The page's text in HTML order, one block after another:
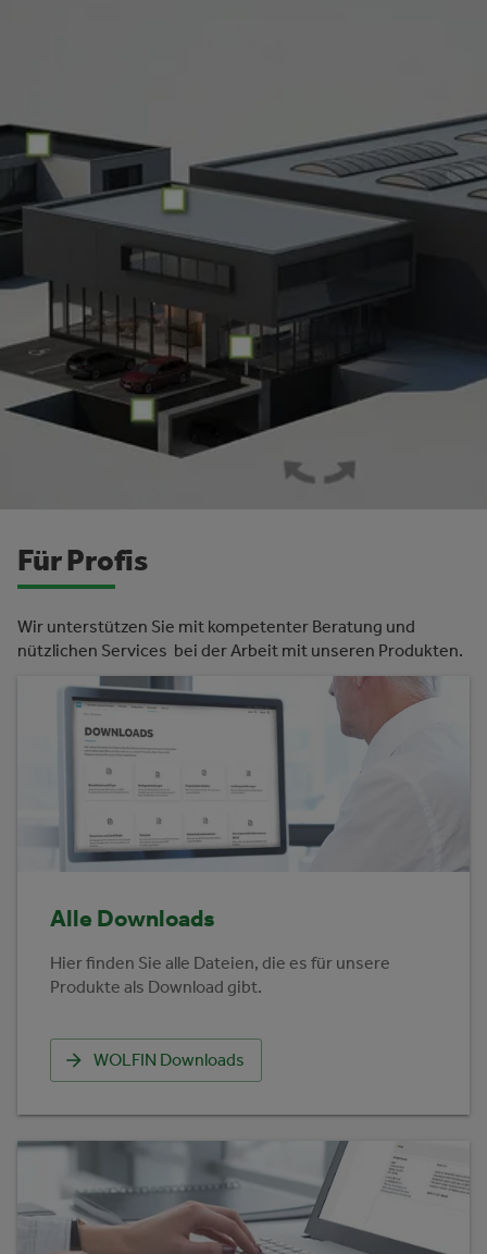
Für Profis
Wir unterstützen Sie mit kompetenter Beratung und
nützlichen Services bei der Arbeit mit unseren Produkten.
Alle Downloads
Hier finden Sie alle Dateien, die es für unsere
Produkte als Download gibt.
WOLFIN Downloads